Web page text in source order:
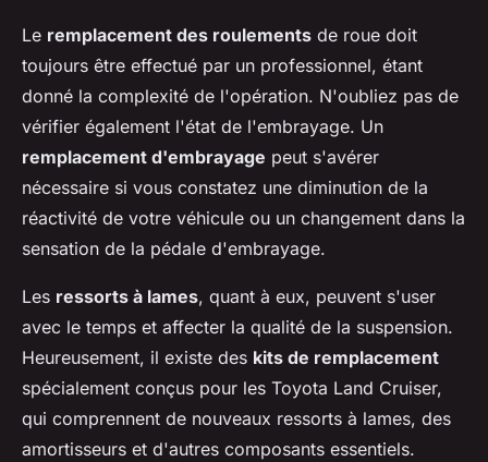
Le remplacement des roulements de roue doit
toujours être effectué par un professionnel, étant
donné la complexité de l'opération. N'oubliez pas de
vérifier également l'état de l'embrayage. Un
remplacement d'embrayage peut s'avérer
nécessaire si vous constatez une diminution de la
réactivité de votre véhicule ou un changement dans la
sensation de la pédale d'embrayage.
Les ressorts à lames, quant à eux, peuvent s'user
avec le temps et affecter la qualité de la suspension.
Heureusement, il existe des kits de remplacement
spécialement conçus pour les Toyota Land Cruiser,
qui comprennent de nouveaux ressorts à lames, des
amortisseurs et d'autres composants essentiels.